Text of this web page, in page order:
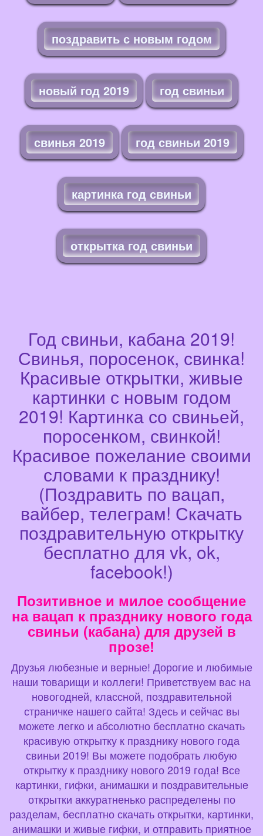
поздравить с новым годом
новый год 2019 год свиньи
свинья 2019 год свиньи 2019
картинка год свиньи
открытка год свиньи
Год свиньи, кабана 2019!
Свинья, поросенок, свинка!
Красивые открытки, живые
картинки с новым годом
2019! Картинка со свиньей,
поросенком, свинкой!
Красивое пожелание своими
словами к празднику!
(Поздравить по вацап,
вайбер, телеграм! Скачать
поздравительную открытку
бесплатно для vk, ok,
facebook!)
Позитивное и милое сообщение
на вацап к празднику нового года
свиньи (кабана) для друзей в
прозе!
Друзья любезные и верные! Дорогие и любимые
наши товарищи и коллеги! Приветствуем вас на
новогодней, классной, поздравительной
страничке нашего сайта! Здесь и сейчас вы
можете легко и абсолютно бесплатно скачать
красивую открытку к празднику нового года
свиньи 2019! Вы можете подобрать любую
открытку к празднику нового 2019 года! Все
картинки, гифки, анимашки и поздравительные
открытки аккуратненько распределены по
разделам, бесплатно скачать открытки, картинки,
анимашки и живые гифки, и отправить приятное